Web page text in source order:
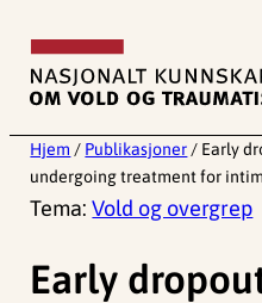
innhold
Hjem / Publikasjoner / Early
undergoing treatment for
Tema:Vold og overgrep
Early